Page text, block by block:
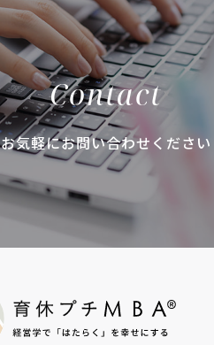
Contact
お気軽にお問い合わせください